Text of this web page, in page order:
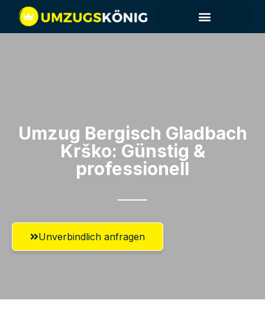
Umzug Bergisch Gladbach​
Krško: Günstig &
professionell​
Unverbindlich anfragen